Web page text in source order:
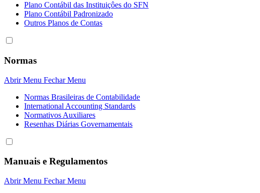
Plano Contábil das Instituiçôes do SFN
Plano Contábil Padronizado
Outros Planos de Contas
Normas
Abrir Menu Fechar Menu
Normas Brasileiras de Contabilidade
International Accounting Standards
Normativos Auxiliares
Resenhas Diárias Governamentais
Manuais e Regulamentos
Abrir Menu Fechar Menu